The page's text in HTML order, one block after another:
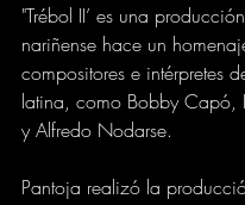
"Trébol II’ es una
nariñense hace un
compositores e intérpretes
latina, como Bobby Capó,
y Alfredo Nodarse.
Pantoja realizó la